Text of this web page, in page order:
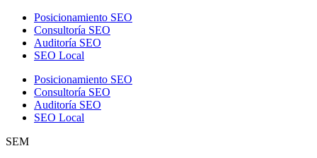
Posicionamiento SEO
Consultoría SEO
Auditoría SEO
SEO Local
Posicionamiento SEO
Consultoría SEO
Auditoría SEO
SEO Local
SEM